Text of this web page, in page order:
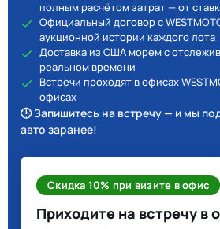
полным расчётом затрат — от
Официальный договор с
аукционной истории каждого лота
Доставка из США морем с
реальном времени
Встречи проходят в офисах
офисах
🕒 Запишитесь на встречу — и мы
авто заранее!
Скидка 10% при визите в офис
Приходите на встречу в